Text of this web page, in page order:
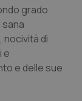
grado
di
e
e delle sue